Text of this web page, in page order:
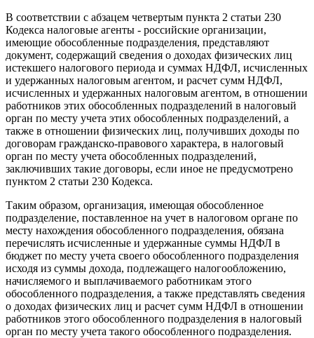
В соответствии с абзацем четвертым пункта 2 статьи 230
Кодекса налоговые агенты - российские организации,
имеющие обособленные подразделения, представляют
документ, содержащий сведения о доходах физических лиц
истекшего налогового периода и суммах НДФЛ, исчисленных
и удержанных налоговым агентом, и расчет сумм НДФЛ,
исчисленных и удержанных налоговым агентом, в отношении
работников этих обособленных подразделений в налоговый
орган по месту учета этих обособленных подразделений, а
также в отношении физических лиц, получивших доходы по
договорам гражданско-правового характера, в налоговый
орган по месту учета обособленных подразделений,
заключивших такие договоры, если иное не предусмотрено
пунктом 2 статьи 230 Кодекса.
Таким образом, организация, имеющая обособленное
подразделение, поставленное на учет в налоговом органе по
месту нахождения обособленного подразделения, обязана
перечислять исчисленные и удержанные суммы НДФЛ в
бюджет по месту учета своего обособленного подразделения
исходя из суммы дохода, подлежащего налогообложению,
начисляемого и выплачиваемого работникам этого
обособленного подразделения, а также представлять сведения
о доходах физических лиц и расчет сумм НДФЛ в отношении
работников этого обособленного подразделения в налоговый
орган по месту учета такого обособленного подразделения.